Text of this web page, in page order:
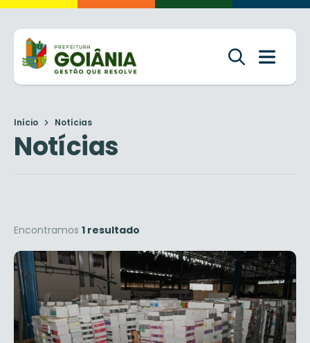
Início Notícias
Notícias
Encontramos 1 resultado